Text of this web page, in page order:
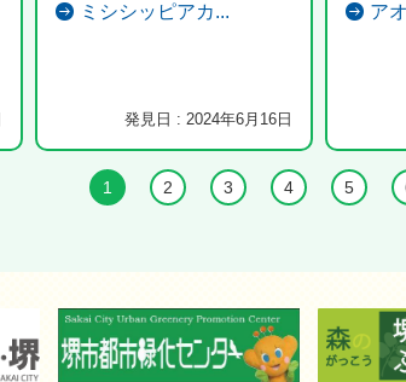
ミシシッピアカ...
発見日 : 2024年6月16日
ア
1 2 3 4 5